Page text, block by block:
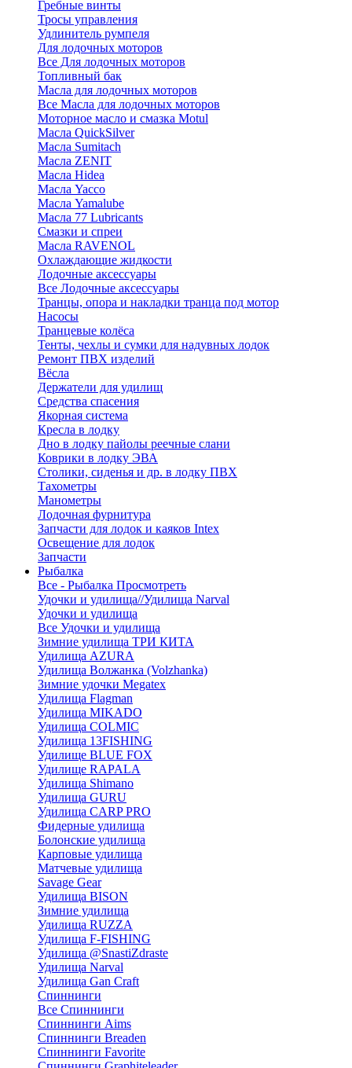
Гребные винты
Тросы управления
Удлинитель румпеля
Для лодочных моторов
Все Для лодочных моторов
Топливный бак
Масла для лодочных моторов
Все Масла для лодочных моторов
Моторное масло и смазка Motul
Масла QuickSilver
Масла Sumitach
Масла ZENIT
Масла Hidea
Масла Yacco
Масла Yamalube
Масла 77 Lubricants
Смазки и спреи
Масла RAVENOL
Охлаждающие жидкости
Лодочные аксессуары
Все Лодочные аксессуары
Транцы, опора и накладки транца под мотор
Насосы
Транцевые колёса
Тенты, чехлы и сумки для надувных лодок
Ремонт ПВХ изделий
Вёсла
Держатели для удилищ
Средства спасения
Якорная система
Кресла в лодку
Дно в лодку пайолы реечные слани
Коврики в лодку ЭВА
Столики, сиденья и др. в лодку ПВХ
Тахометры
Манометры
Лодочная фурнитура
Запчасти для лодок и каяков Intex
Освещение для лодок
Запчасти
Рыбалка
Все - Рыбалка Просмотреть
Удочки и удилища//Удилища Narval
Удочки и удилища
Все Удочки и удилища
Зимние удилища ТРИ КИТА
Удилища AZURA
Удилища Волжанка (Volzhanka)
Зимние удочки Megatex
Удилища Flagman
Удилища MIKADO
Удилища COLMIC
Удилища 13FISHING
Удилище BLUE FOX
Удилище RAPALA
Удилища Shimano
Удилища GURU
Удилища CARP PRO
Фидерные удилища
Болонские удилища
Карповые удилища
Матчевые удилища
Savage Gear
Удилища BISON
Зимние удилища
Удилища RUZZA
Удилища F-FISHING
Удилища @SnastiZdraste
Удилища Narval
Удилища Gan Craft
Спиннинги
Все Спиннинги
Спиннинги Aims
Спиннинги Breaden
Спиннинги Favorite